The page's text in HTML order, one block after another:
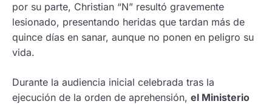
por su parte, Christian “N” resultó gravemente
lesionado, presentando heridas que tardan más de
quince días en sanar, aunque no ponen en peligro su
vida.
Durante la audiencia inicial celebrada tras la
ejecución de la orden de aprehensión, el Ministerio